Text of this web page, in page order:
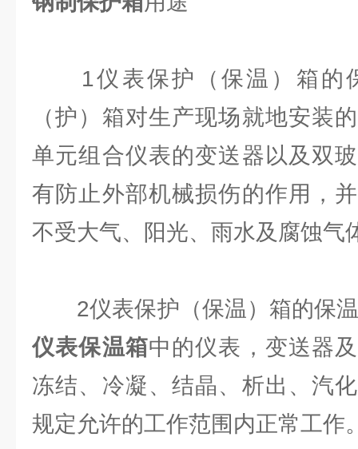
1仪表保护（保温）箱的
（护）箱对生产现场就地安装
单元组合仪表的变送器以及双
有防止外部机械损伤的作用，
不受大气、阳光、雨水及腐蚀气
2仪表保护（保温）箱的保温
仪表保温箱中的仪表，变送器
冻结、冷凝、结晶、析出、汽
规定允许的工作范围内正常工作